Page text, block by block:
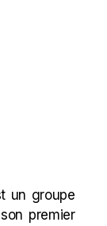
un groupe
premier